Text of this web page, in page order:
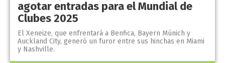
agotar entradas para el Mundial de
Clubes 2025
El Xeneize, que enfrentará a Benfica, Bayern Múnich y
Auckland City, generó un furor entre sus hinchas en Miami
y Nashville.